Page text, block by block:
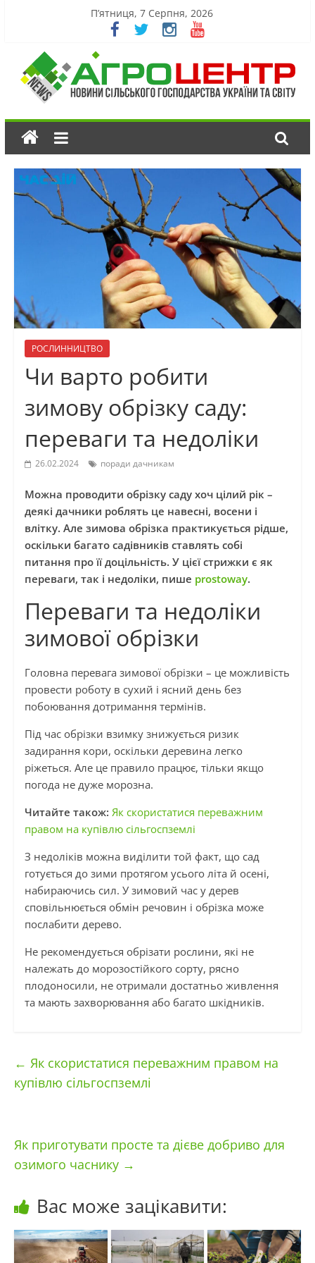
П’ятниця, 7 Серпня, 2026
РОСЛИННИЦТВО
Чи варто робити
зимову обрізку саду:
переваги та недоліки
26.02.2024 поради дачникам
Можна проводити обрізку саду хоч цілий рік –
деякі дачники роблять це навесні, восени і
влітку. Але зимова обрізка практикується рідше,
оскільки багато садівників ставлять собі
питання про її доцільність. У цієї стрижки є як
переваги, так і недоліки, пише prostoway.
Переваги та недоліки
зимової обрізки
Головна перевага зимової обрізки – це можливість
провести роботу в сухий і ясний день без
побоювання дотримання термінів.
Під час обрізки взимку знижується ризик
задирання кори, оскільки деревина легко
ріжеться. Але це правило працює, тільки якщо
погода не дуже морозна.
Читайте також: Як скористатися переважним
правом на купівлю сільгоспземлі
З недоліків можна виділити той факт, що сад
готується до зими протягом усього літа й осені,
набираючись сил. У зимовий час у дерев
сповільнюється обмін речовин і обрізка може
послабити дерево.
Не рекомендується обрізати рослини, які не
належать до морозостійкого сорту, рясно
плодоносили, не отримали достатньо живлення
та мають захворювання або багато шкідників.
← Як скористатися переважним правом на
купівлю сільгоспземлі
Як приготувати просте та дієве добриво для
озимого часнику →
Вас може зацікавити: